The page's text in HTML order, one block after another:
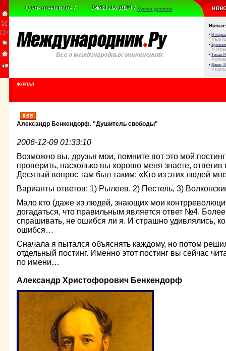
Куплю диплом
Новые
• И
//
•
//
• Тихая
//
• Виват,
//
ЖУРНАЛ
Александр Бенкендорф. "Душитель свободы"
2006-12-09 01:33:10
Возможно вы, друзья мои, помните вот это мой
проверить, насколько вы хорошо меня знаете,
Десятый вопрос там был таким: «Кто из этих людей
Варианты ответов: 1) Рылеев, 2) Пестель, 3)
Мало кто (даже из людей, знающих мои
догадаться, что правильным является ответ №4.
спрашивать, не ошибся ли я. И страшно удивлялись,
ошибся…
Сначала я пытался объяснять каждому, но потом
отдельный постинг. Именно этот постинг вы сейчас
по имени…
Александр Христофорович Бенкендорф